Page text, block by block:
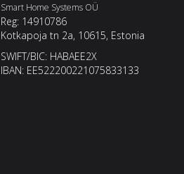
Smart Home Systems OÜ
Reg: 14910786
Kotkapoja tn 2a, 10615, Estonia
SWIFT/BIC: HABAEE2X
IBAN: EE522200221075833133